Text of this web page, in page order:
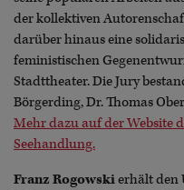
der kollektiven
darüber hinaus eine
feministischen
Stadttheater. Die Jury
Börgerding, Dr. Thomas
Mehr dazu auf der Website
Seehandlung.
Franz Rogowskierhält den